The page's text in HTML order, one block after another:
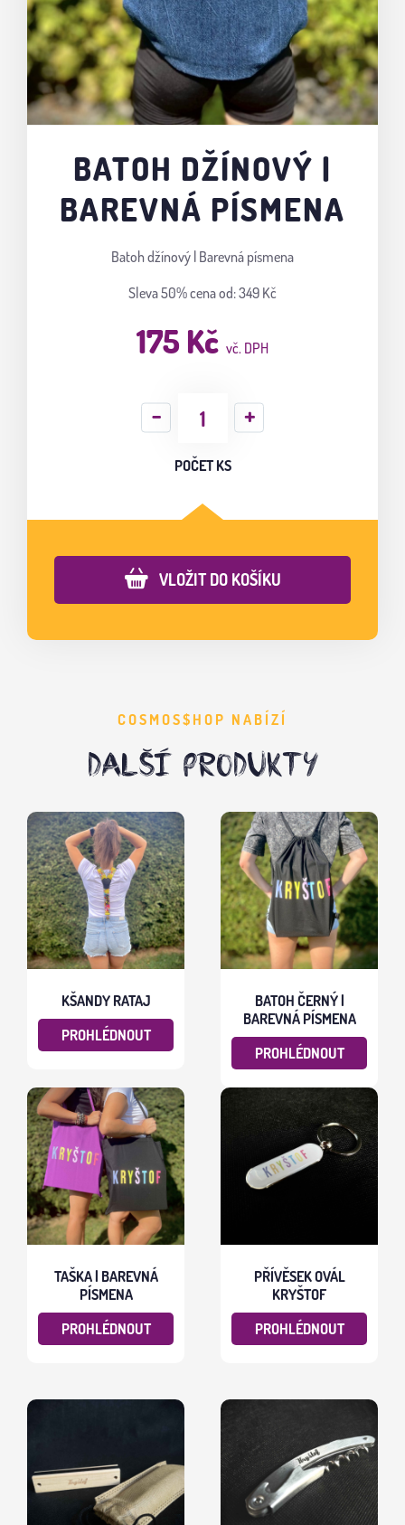
BATOH DŽÍNOVÝ |
BAREVNÁ PÍSMENA
Batoh džínový | Barevná písmena
Sleva 50%cena od: 349 Kč
175 Kč vč. DPH
POČET KS
VLOŽIT DO KOŠÍKU
COSMOS$HOP NABÍZÍ
DALŠÍ PRODUKTY
KŠANDY RATAJ
PROHLÉDNOUT
BATOH ČERNÝ |
BAREVNÁ PÍSMENA
PROHLÉDNOUT
TAŠKA | BAREVNÁ
PÍSMENA
PROHLÉDNOUT
PŘÍVĚSEK OVÁL
KRYŠTOF
PROHLÉDNOUT